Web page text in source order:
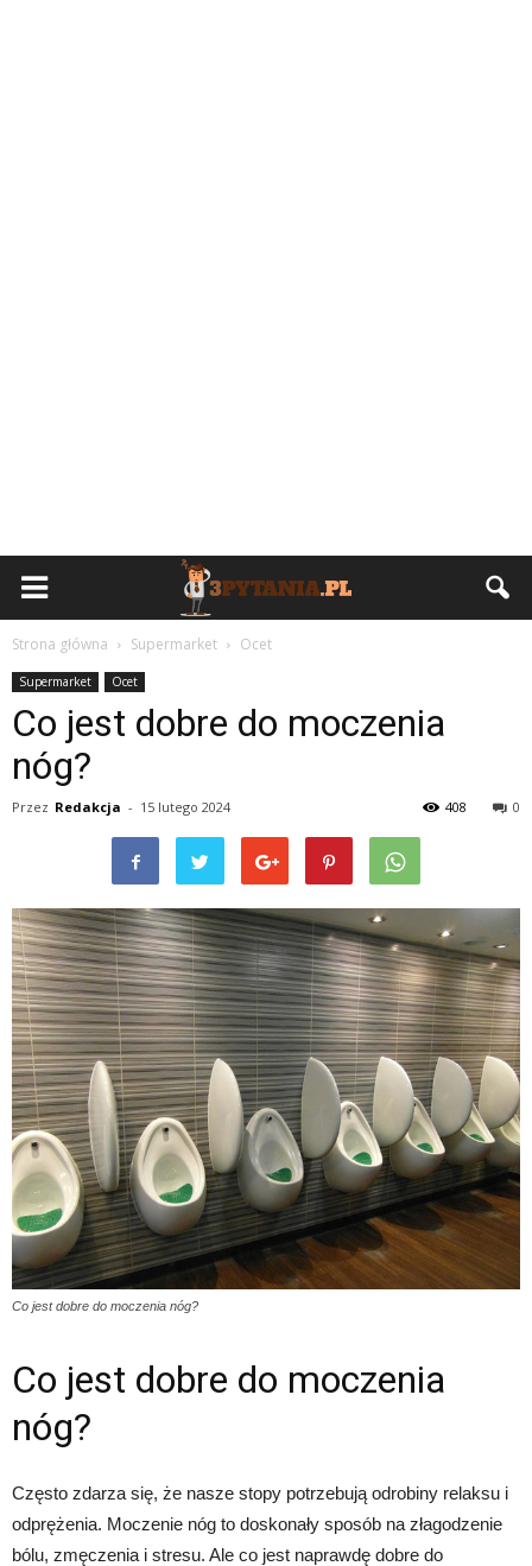
Strona główna Supermarket Ocet
Supermarket Ocet
Co jest dobre do moczenia
nóg?
Przez Redakcja - 15 lutego 2024 0
408
Co jest dobre do moczenia nóg?
Co jest dobre do moczenia
nóg?
Często zdarza się, że nasze stopy potrzebują odrobiny relaksu i
odprężenia. Moczenie nóg to doskonały sposób na złagodzenie
bólu, zmęczenia i stresu. Ale co jest naprawdę dobre do